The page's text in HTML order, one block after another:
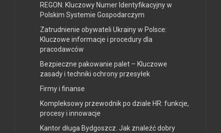
REGON: Kluczowy Numer Identyfikacyjny w
Polskim Systemie Gospodarczym
Zatrudnienie obywateli Ukrainy w Polsce:
Kluczowe informacje i procedury dla
pracodawców
Bezpieczne pakowanie palet – Kluczowe
zasady i techniki ochrony przesyłek
Firmy i finanse
Kompleksowy przewodnik po dziale HR: funkcje,
procesy i innowacje
Kantor długa Bydgoszcz. Jak znaleźć dobry